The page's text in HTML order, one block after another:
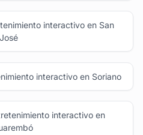
interactivo en San
José
interactivo en Soriano
interactivo en